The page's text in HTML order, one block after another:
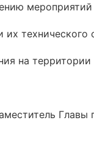
мероприятий
технического
на
Главы